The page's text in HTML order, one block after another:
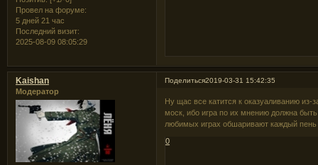
Провел на форуме:
5 дней 21 час
Последний визит:
2025-08-09 08:05:29
Поделиться2019-03-31 15:42:35
Kaishan
Модератор
Ну щас все катится к оказуаливанию из-
моск, ибо игра по их мнению должна
любимых играх обшаривают каждый пень
0